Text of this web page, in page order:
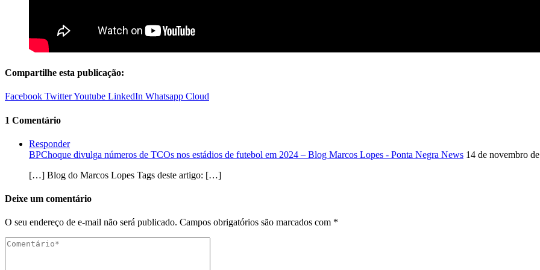
Compartilhe esta publicação:
Facebook TwitterYoutube LinkedIn Whatsapp Cloud
1 Comentário
Responder
BPChoque divulga números de TCOs nos estádios de futebol em 2024 – Blog Marcos Lopes - Ponta Negra News 14 de novembro
[…] Blog do Marcos Lopes Tags deste artigo: […]
Deixe um comentário
O seu endereço de e-mail não será publicado. Campos obrigatórios são marcados com *